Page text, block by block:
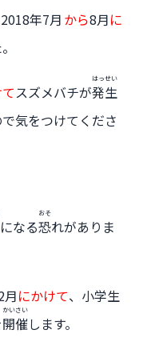
年7月 から8月に
スズメバチが発生
はっせい
気をつけてくださ
になる恐
おそ
れがありま
月にかけて、小学生
開催
かいさい
します。